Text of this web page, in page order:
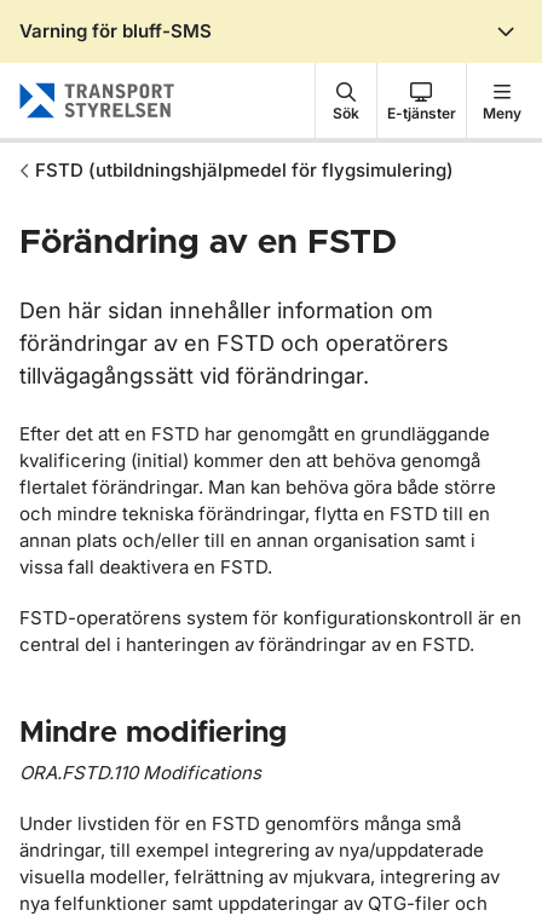
Varning för bluff-SMS
Sök E-tjänster Meny
FSTD (utbildningshjälpmedel för flygsimulering)
Förändring av en FSTD
Den här sidan innehåller information om
förändringar av en FSTD och operatörers
tillvägagångssätt vid förändringar.
Efter det att en FSTD har genomgått en grundläggande
kvalificering (initial) kommer den att behöva genomgå
flertalet förändringar. Man kan behöva göra både större
och mindre tekniska förändringar, flytta en FSTD till en
annan plats och/eller till en annan organisation samt i
vissa fall deaktivera en FSTD.
FSTD-operatörens system för konfigurationskontroll är en
central del i hanteringen av förändringar av en FSTD.
Mindre modifiering
ORA.FSTD.110 Modifications
Under livstiden för en FSTD genomförs många små
ändringar, till exempel integrering av nya/uppdaterade
visuella modeller, felrättning av mjukvara, integrering av
nya felfunktioner samt uppdateringar av QTG-filer och